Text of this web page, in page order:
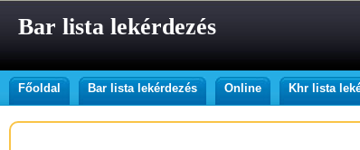
Bar lista lekérdezés
Főoldal Bar lista lekérdezés Online Khr lista